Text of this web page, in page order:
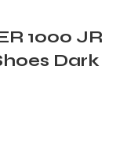
1000 JR
Dark